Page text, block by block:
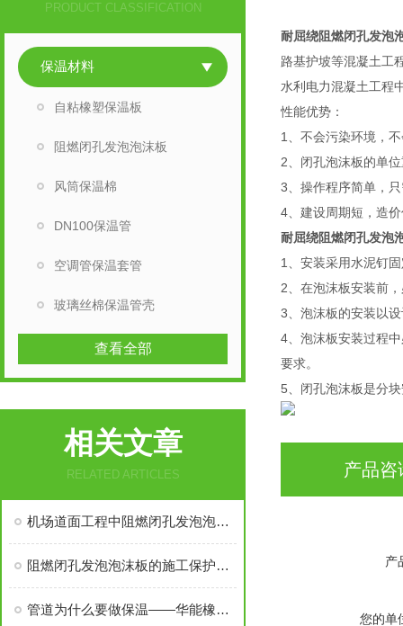
PRODUCT CLASSIFICATION
保温材料
自粘橡塑保温板
阻燃闭孔发泡泡沫板
风筒保温棉
DN100保温管
空调管保温套管
玻璃丝棉保温管壳
查看全部
相关文章
RELATED ARTICLES
机场道面工程中阻燃闭孔发泡泡沫板的选用
阻燃闭孔发泡泡沫板的施工保护及相关质量标准
管道为什么要做保温——华能橡塑保温棉厂家销售小郭简述
耐屈绕阻燃闭孔发泡
路基护坡等混凝土工
水利电力混凝土工程
性能优势：
1、不会污染环境，
2、闭孔泡沫板的单
3、操作程序简单，
4、建设周期短，造
耐屈绕阻燃闭孔发泡
1、安装采用水泥钉
2、在泡沫板安装前
3、泡沫板的安装以
4、泡沫板安装过程
要求。
5、闭孔泡沫板是分
产品咨
产
您的单